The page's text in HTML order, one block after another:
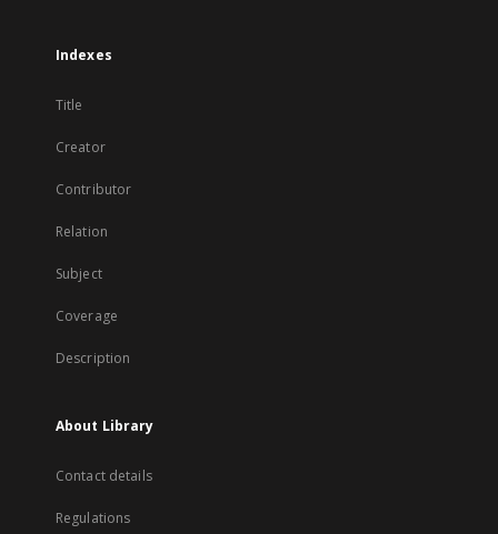
Indexes
Title
Creator
Contributor
Relation
Subject
Coverage
Description
About Library
Contact details
Regulations